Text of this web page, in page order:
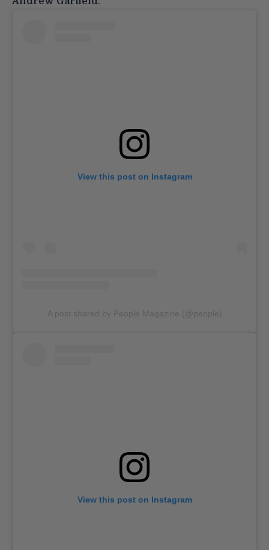
View this post on Instagram
A post shared by People Magazine (@people)
View this post on Instagram